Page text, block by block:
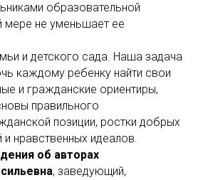
образовательной
мере не уменьшает ее
и детского сада. Наша задача
каждому ребенку найти свои
и гражданские ориентиры,
правильного
позиции, ростки добрых
нравственных идеалов.
об авторах
, заведующий,